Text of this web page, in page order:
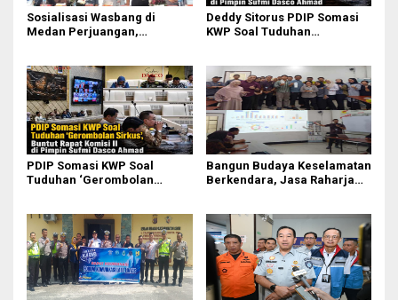
Sosialisasi Wasbang di
Medan Perjuangan,
Anak
Deddy Sitorus PDIP Somasi
KWP Soal Tuduhan
Sufmi Dasco Ahmad
PDIP Somasi KWP Soal
Tuduhan ‘Gerombolan
Ahmad
Bangun Budaya Keselamatan
Berkendara, Jasa Raharja